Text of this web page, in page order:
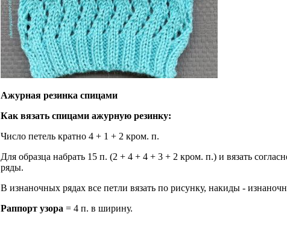
Ажурная резинка спицами
Как вязать спицами ажурную резинку:
Число петель кратно 4 + 1 + 2 кром. п.
Для образца набрать 15 п. (2 + 4 + 4 + 3 + 2 кром. п.) и вязать
ряды.
В изнаночных рядах все петли вязать по рисунку, накиды -
Раппорт узора = 4 п. в ширину.